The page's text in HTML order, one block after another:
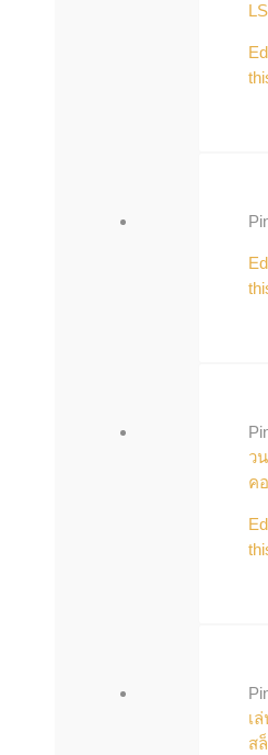
วน
ค
เ
ส